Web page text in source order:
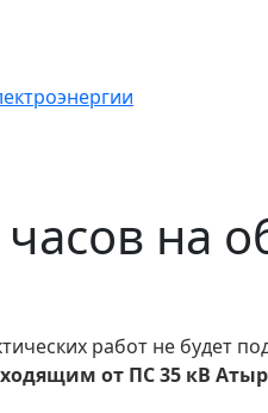
часов
работ не будет
от ПС 35 кВ